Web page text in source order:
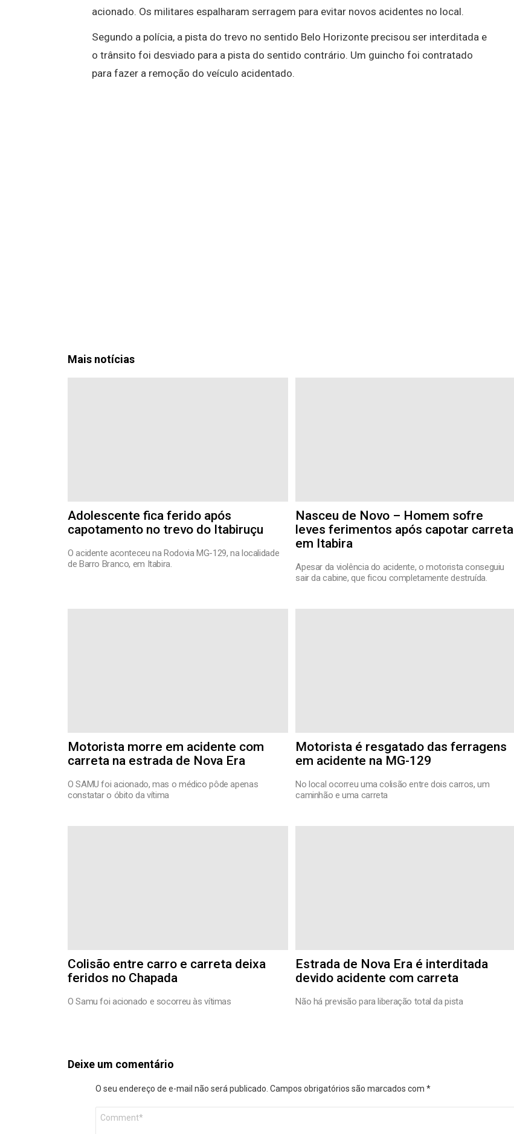
acionado. Os militares espalharam serragem para evitar novos acidentes no local.
Segundo a polícia, a pista do trevo no sentido Belo Horizonte precisou ser interditada e
o trânsito foi desviado para a pista do sentido contrário. Um guincho foi contratado
para fazer a remoção do veículo acidentado.
Mais notícias
Adolescente fica ferido após
capotamento no trevo do Itabiruçu
O acidente aconteceu na Rodovia MG-129, na localidade
de Barro Branco, em Itabira.
Nasceu de Novo – Homem sofre
leves ferimentos após capotar carreta
em Itabira
Apesar da violência do acidente, o motorista conseguiu
sair da cabine, que ficou completamente destruída.
Motorista morre em acidente com
carreta na estrada de Nova Era
O SAMU foi acionado, mas o médico pôde apenas
constatar o óbito da vítima
Motorista é resgatado das ferragens
em acidente na MG-129
No local ocorreu uma colisão entre dois carros, um
caminhão e uma carreta
Colisão entre carro e carreta deixa
feridos no Chapada
O Samu foi acionado e socorreu às vítimas
Estrada de Nova Era é interditada
devido acidente com carreta
Não há previsão para liberação total da pista
Deixe um comentário
O seu endereço de e-mail não será publicado. Campos obrigatórios são marcados com *